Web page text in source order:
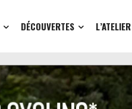
DÉCOUVERTES L’ATELIER